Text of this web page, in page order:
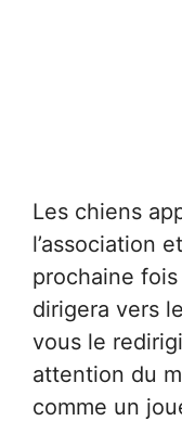
Les chiens
l’association
prochaine
dirigera vers
vous le
attention du
comme un